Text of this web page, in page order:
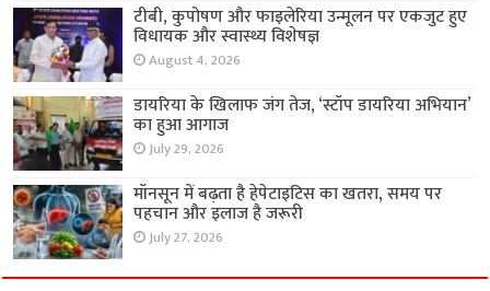
टीबी, कुपोषण और फाइलेरिया उन्मूलन पर एकजुट हुए
विधायक और स्वास्थ्य विशेषज्ञ
August 4, 2026
डायरिया के खिलाफ जंग तेज, ‘स्टॉप डायरिया अभियान’
का हुआ आगाज
July 29, 2026
मॉनसून में बढ़ता है हेपेटाइटिस का खतरा, समय पर
पहचान और इलाज है जरूरी
July 27, 2026